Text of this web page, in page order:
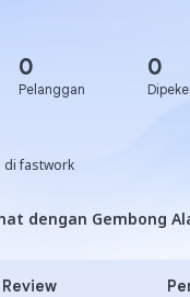
0
Pelanggan
0
di fastwork
dengan Gembong